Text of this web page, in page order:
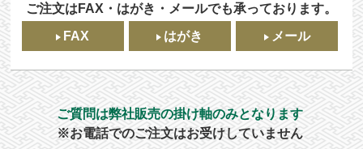
ご注文はFAX・はがき・メールでも承っております。
FAX
はがき メール
ご質問は弊社販売の掛け軸のみとなります
※お電話でのご注文はお受けしていません